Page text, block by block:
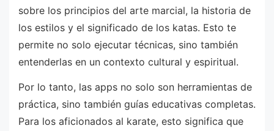
sobre los principios del arte marcial, la historia de
los estilos y el significado de los katas. Esto te
permite no solo ejecutar técnicas, sino también
entenderlas en un contexto cultural y espiritual.
Por lo tanto, las apps no solo son herramientas de
práctica, sino también guías educativas completas.
Para los aficionados al karate, esto significa que